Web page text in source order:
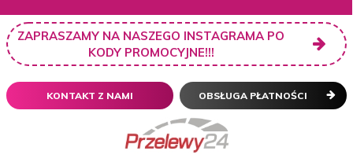
ZAPRASZAMY NA NASZEGO INSTAGRAMA PO
KODY PROMOCYJNE!!!
KONTAKT Z NAMI OBSŁUGA PŁATNOŚCI